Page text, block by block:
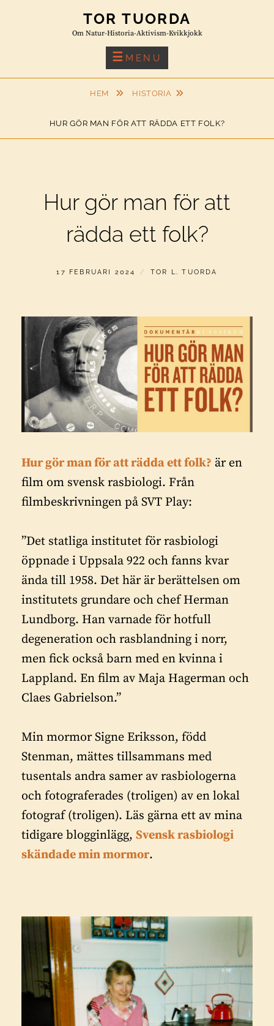
TOR TUORDA
Om Natur-Historia-Aktivism-Kvikkjokk
MENU
HEM HISTORIA
HUR GÖR MAN FÖR ATT RÄDDA ETT FOLK?
Hur gör man för att
rädda ett folk?
PUBLICERAT
17 FEBRUARI 2024 AV
TOR L. TUORDA
Hur gör man för att rädda ett folk? är en
film om svensk rasbiologi. Från
filmbeskrivningen på SVT Play:
”Det statliga institutet för rasbiologi
öppnade i Uppsala 922 och fanns kvar
ända till 1958. Det här är berättelsen om
institutets grundare och chef Herman
Lundborg. Han varnade för hotfull
degeneration och rasblandning i norr,
men fick också barn med en kvinna i
Lappland. En film av Maja Hagerman och
Claes Gabrielson.”
Min mormor Signe Eriksson, född
Stenman, mättes tillsammans med
tusentals andra samer av rasbiologerna
och fotograferades (troligen) av en lokal
fotograf (troligen). Läs gärna ett av mina
tidigare blogginlägg, Svensk rasbiologi
skändade min mormor.